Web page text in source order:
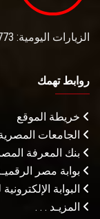
الزيارات اليومية: 773
روابط تهمك
خريطة الموقع
الجامعات
بنك المعرفة
بوابة مصر
البوابة
المزيـد . . .